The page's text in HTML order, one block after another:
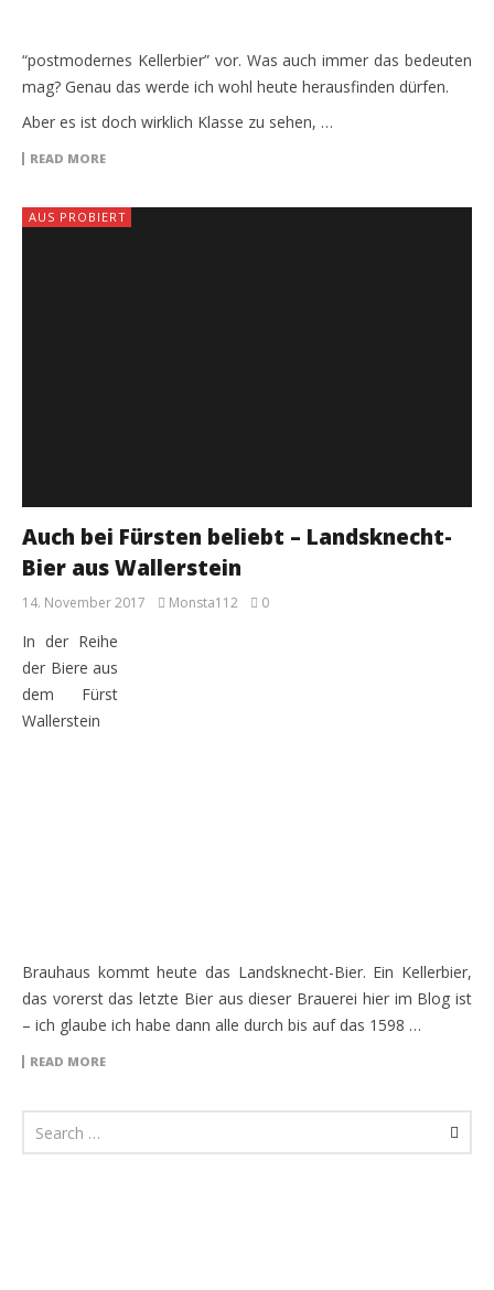
“postmodernes Kellerbier” vor. Was auch immer das bedeuten
mag? Genau das werde ich wohl heute herausfinden dürfen.
Aber es ist doch wirklich Klasse zu sehen, …
READ MORE
AUS PROBIERT
Auch bei Fürsten beliebt – Landsknecht-
Bier aus Wallerstein
14. November 2017 Monsta112 0
In der Reihe
der Biere aus
dem Fürst
Wallerstein
Brauhaus kommt heute das Landsknecht-Bier. Ein Kellerbier,
das vorerst das letzte Bier aus dieser Brauerei hier im Blog ist
– ich glaube ich habe dann alle durch bis auf das 1598 …
READ MORE